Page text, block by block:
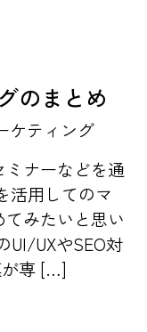
のまとめ
ケティング
ミナーなどを通
活用してのマ
みたいと思い
UI/UXやSEO対
が専 […]